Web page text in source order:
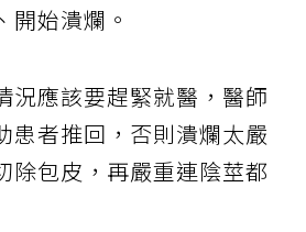
開始潰爛。
況應該要趕緊就醫，醫師
患者推回，否則潰爛太嚴
除包皮，再嚴重連陰莖都